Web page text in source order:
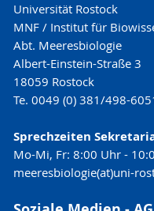
Universität Rostock
MNF / Institut für
Abt. Meeresbiologie
Albert-Einstein-Straße 3
18059 Rostock
Te. 0049 (0) 381/498-
Sprechzeiten
Mo-Mi, Fr: 8:00 Uhr -
meeresbiologie(at)uni-